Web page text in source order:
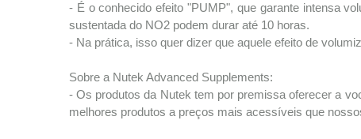
- É o conhecido efeito "PUMP", que garante intensa
sustentada do NO2 podem durar até 10 horas.
- Na prática, isso quer dizer que aquele efeito de
Sobre a Nutek Advanced Supplements:
- Os produtos da Nutek tem por premissa oferecer a
melhores produtos a preços mais acessíveis que